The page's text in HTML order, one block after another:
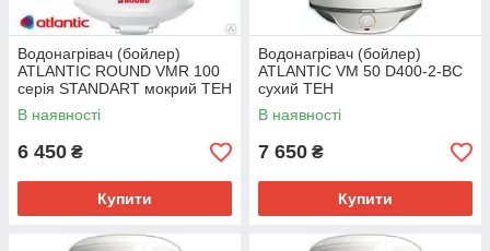
Водонагрівач (бойлер)
ATLANTIC ROUND VMR 100
серія STANDART мокрий ТЕН
В наявності
6 450 ₴
Купити
Водонагрівач (бойлер)
ATLANTIC VM 50 D400-2-BC
сухий ТЕН
В наявності
7 650 ₴
Купити